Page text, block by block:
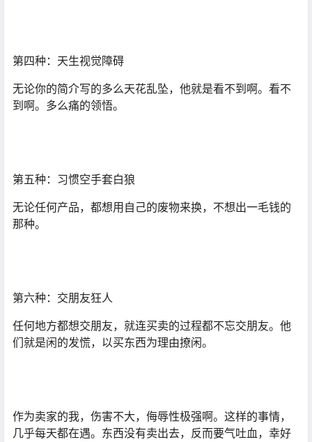
第四种：天生视觉障碍
无论你的简介写的多么天花乱坠，他就是看不到啊。看不
到啊。多么痛的领悟。
第五种：习惯空手套白狼
无论任何产品，都想用自己的废物来换，不想出一毛钱的
那种。
第六种：交朋友狂人
任何地方都想交朋友，就连买卖的过程都不忘交朋友。他
们就是闲的发慌，以买东西为理由撩闲。
作为卖家的我，伤害不大，侮辱性极强啊。这样的事情，
几乎每天都在遇。东西没有卖出去，反而要气吐血，幸好